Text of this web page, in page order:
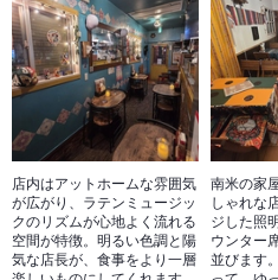
店内はアットホームな雰囲気
が広がり、ラテンミュージッ
クのリズムが心地よく流れる
空間が特徴。明るい色調と陽
気な店長が、食事をより一層
南米の家
しゃれな
ジした照
ウンター
並びます